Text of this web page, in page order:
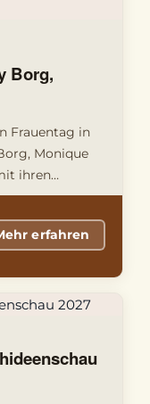
Borg,
Frauentag in
Monique
ihren
erfahren